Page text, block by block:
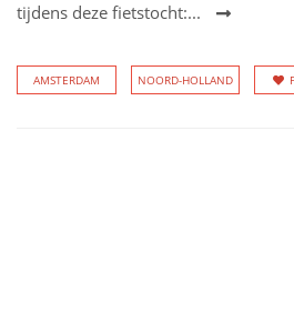
tijdens deze fietstocht:...
AMSTERDAM NOORD-HOLLAND